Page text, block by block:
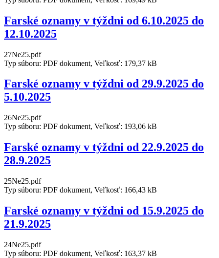
Farské oznamy v týždni od 6.10.2025 do
12.10.2025
27Ne25.pdf
Typ súboru: PDF dokument, Veľkosť: 179,37 kB
Farské oznamy v týždni od 29.9.2025 do
5.10.2025
26Ne25.pdf
Typ súboru: PDF dokument, Veľkosť: 193,06 kB
Farské oznamy v týždni od 22.9.2025 do
28.9.2025
25Ne25.pdf
Typ súboru: PDF dokument, Veľkosť: 166,43 kB
Farské oznamy v týždni od 15.9.2025 do
21.9.2025
24Ne25.pdf
Typ súboru: PDF dokument, Veľkosť: 163,37 kB